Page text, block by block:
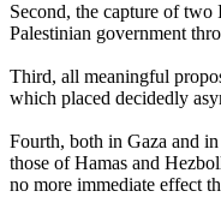
Second, the capture of
Palestinian government
Third, all meaningful
which placed decidedly
Fourth, both in Gaza and
those of Hamas and
no more immediate effect